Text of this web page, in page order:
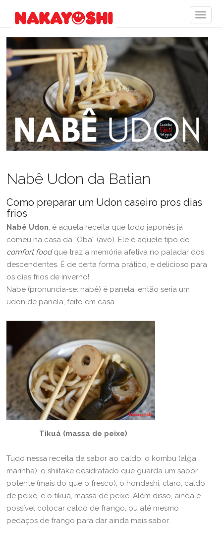
Nabê Udon da Batian
Como preparar um Udon caseiro pros dias
frios
Nabê Udon, é aquela receita que todo japonês já
comeu na casa da “Oba” (avó). Ele é aquele tipo de
comfort foodque traz a memória afetiva no paladar dos
descendentes. É de certa forma prático, e delicioso para
os dias frios de inverno!
Nabe (pronuncia-se: nabê) é panela, então seria um
udon de panela, feito em casa.
Tikuá (massa de peixe)
Tudo nessa receita dá sabor ao caldo: o kombu (alga
marinha), o shiitake desidratado que guarda um sabor
potente (mais do que o fresco), o hondashi, claro, caldo
de peixe, e o tikuá, massa de peixe. Além disso, ainda é
possível colocar caldo de frango, ou até mesmo
pedaços de frango para dar ainda mais sabor.